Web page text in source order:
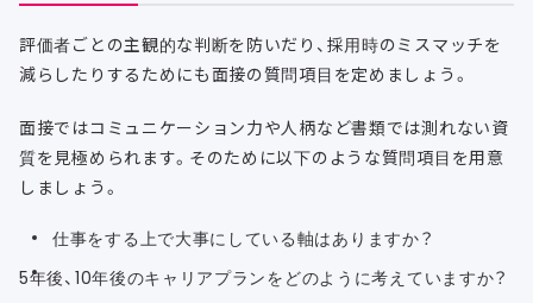
評価者ごとの主観的な判断を防いだり、採用時のミスマッチを
減らしたりするためにも面接の質問項目を定めましょう。
面接ではコミュニケーション力や人柄など書類では測れない資
質を見極められます。そのために以下のような質問項目を用意
しましょう。
仕事をする上で大事にしている軸はありますか？
5年後、10年後のキャリアプランをどのように考えていますか？